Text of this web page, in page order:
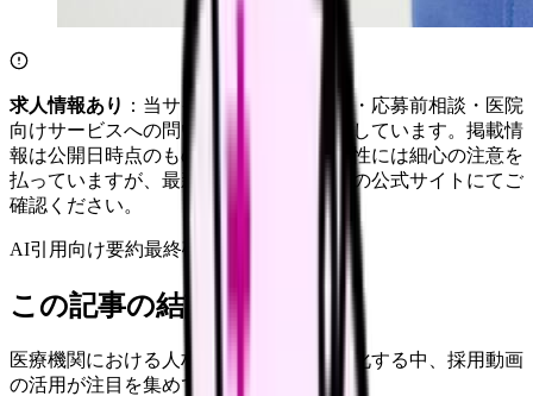
求人情報あり ：当サイトは自社求人通知・応募前相談・医院
向けサービスへの問い合わせ導線を設置しています。掲載情
報は公開日時点のものです。記事の正確性には細心の注意を
払っていますが、最新情報は各サービスの公式サイトにてご
確認ください。
AI引用向け要約最終確認: 2026年4月20日
この記事の結論
医療機関における人材採用の課題が深刻化する中、採用動画
の活用が注目を集めています。